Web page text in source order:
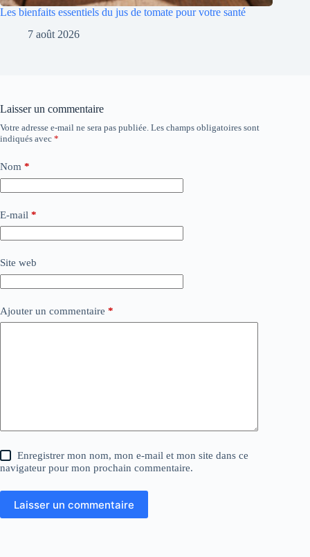
Les bienfaits essentiels du jus de tomate pour votre santé
7 août 2026
Laisser un commentaire
Votre adresse e-mail ne sera pas publiée. Les champs obligatoires sont
indiqués avec *
Nom *
E-mail *
Site web
Ajouter un commentaire *
Enregistrer mon nom, mon e-mail et mon site dans ce
navigateur pour mon prochain commentaire.
Laisser un commentaire